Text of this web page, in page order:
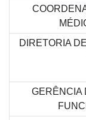
DIRETORIA
GERÊNCIA